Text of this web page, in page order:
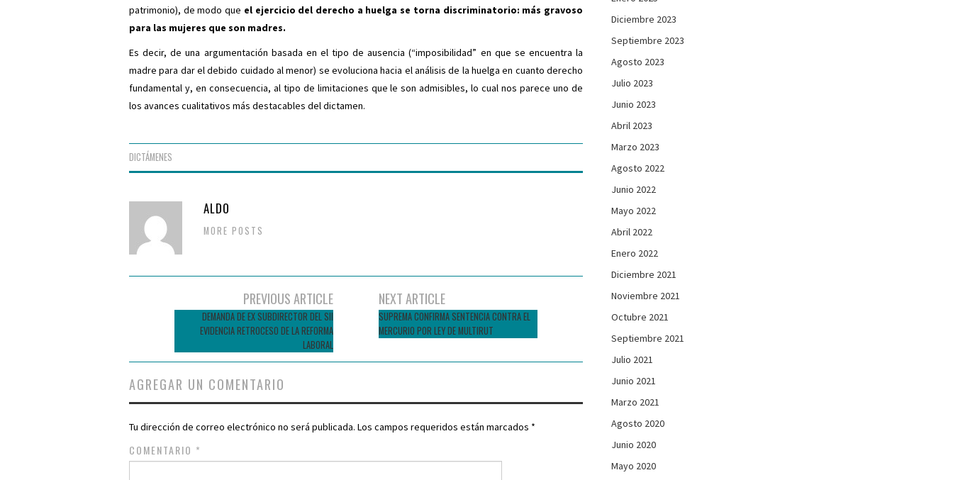
patrimonio), de modo que el ejercicio del derecho a huelga se torna discriminatorio: más gravoso
para las mujeres que son madres.
Es decir, de una argumentación basada en el tipo de ausencia (“imposibilidad” en que se encuentra la
madre para dar el debido cuidado al menor) se evoluciona hacia el análisis de la huelga en cuanto derecho
fundamental y, en consecuencia, al tipo de limitaciones que le son admisibles, lo cual nos parece uno de
los avances cualitativos más destacables del dictamen.
DICTÁMENES
ALDO
MORE POSTS
PREVIOUS ARTICLE
DEMANDA DE EX SUBDIRECTOR DEL SII
EVIDENCIA RETROCESO DE LA REFORMA
LABORAL
NEXT ARTICLE
SUPREMA CONFIRMA SENTENCIA CONTRA EL
MERCURIO POR LEY DE MULTIRUT
AGREGAR UN COMENTARIO
Tu dirección de correo electrónico no será publicada. Los campos requeridos están marcados *
COMENTARIO *
Diciembre 2023
Septiembre 2023
Agosto 2023
Julio 2023
Junio 2023
Abril 2023
Marzo 2023
Agosto 2022
Junio 2022
Mayo 2022
Abril 2022
Enero 2022
Diciembre 2021
Noviembre 2021
Octubre 2021
Septiembre 2021
Julio 2021
Junio 2021
Marzo 2021
Agosto 2020
Junio 2020
Mayo 2020